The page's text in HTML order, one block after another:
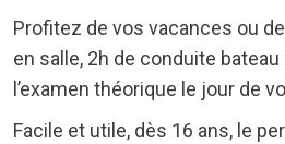
Profitez de vos vacances ou
en salle, 2h de conduite
l’examen théorique le jour de
Facile et utile, dès 16 ans, le